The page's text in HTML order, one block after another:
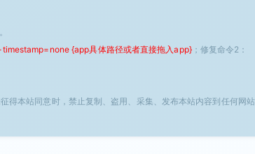
{app具体路径或者直接拖入app}；修复命令2：
得本站同意时，禁止复制、盗用、采集、发布本站内容到任何网